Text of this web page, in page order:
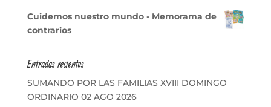
Cuidemos nuestro mundo - Memorama de
contrarios
Entradas recientes
SUMANDO POR LAS FAMILIAS XVIII DOMINGO
ORDINARIO 02 AGO 2026